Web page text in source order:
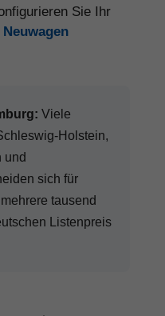
Sie Ihr
Neuwagen
Viele
Holstein,
und
sich für
tausend
Listenpreis